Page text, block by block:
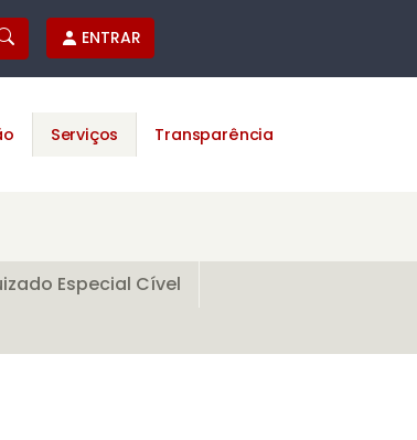
ENTRAR
Serviços Transparência
Especial Cível